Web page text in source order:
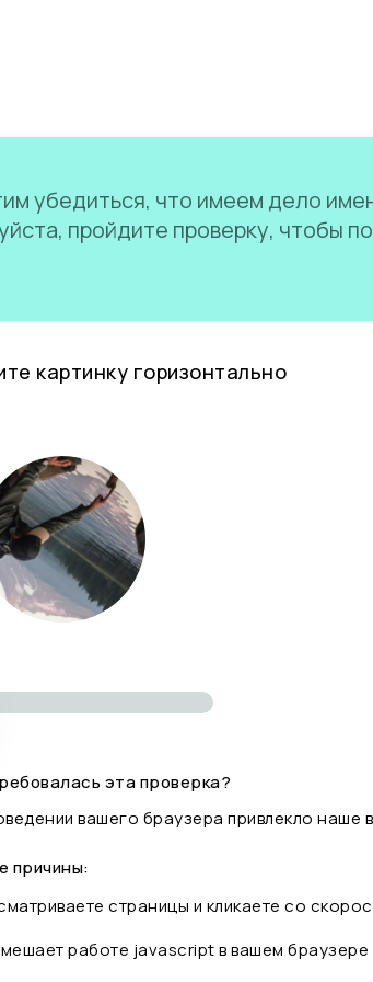
убедиться, что имеем дело
пройдите проверку, чтобы
картинку горизонтально
эта проверка?
вашего браузера привлекло наше
причины:
страницы и кликаете со
работе javascript в вашем браузере